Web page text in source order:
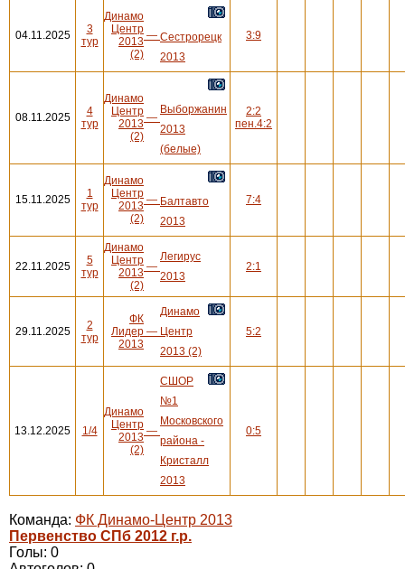
04.11.2025
3
тур
Динамо
Центр
2013
(2)
— Сестрорецк
2013
3:9
08.11.2025
4
тур
Динамо
Центр
2013
(2)
—
Выборжанин
2013
(белые)
2:2
пен.4:2
15.11.2025
1
тур
Динамо
Центр
2013
(2)
— Балтавто
2013
7:4
22.11.2025
5
тур
Динамо
Центр
2013
(2)
—
Легирус
2013
2:1
29.11.2025
2
тур
ФК
Лидер
2013
—
Динамо
Центр
2013 (2)
5:2
13.12.2025 1/4
Динамо
Центр
2013
(2)
—
СШОР
№1
Московского
района -
Кристалл
2013
0:5
Команда: ФК Динамо-Центр 2013
Первенство СПб 2012 г.р.
Голы: 0